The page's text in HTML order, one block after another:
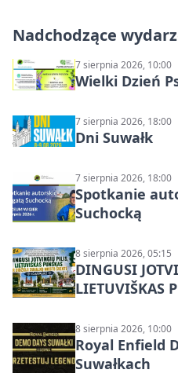
Nadchodzące
7 sierpnia 2026, 10:00
Wielki Dzień
7 sierpnia 2026, 18:00
Dni Suwałk
7 sierpnia 2026, 18:00
Spotkanie
Suchocką
8 sierpnia 2026, 05:15
DINGUSI
LIETUVIŠKAS
DZŪKIJOS –
8 sierpnia 2026, 10:00
Royal Enfield
Suwałkach